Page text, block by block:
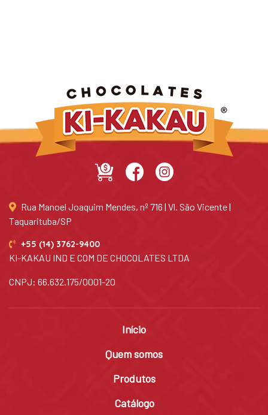
Rua Manoel Joaquim Mendes, nº 716 | Vl. São Vicente |
Taquarituba/SP
+55 (14) 3762-9400
KI-KAKAU IND E COM DE CHOCOLATES LTDA
CNPJ: 66.632.175/0001-20
Início
Quem somos
Produtos
Catálogo